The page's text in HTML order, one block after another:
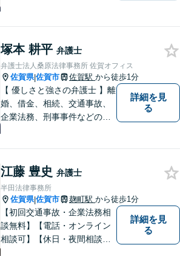
塚本 耕平 弁護士
弁護士法人桑原法律事務所 佐賀オフィス
佐賀県|佐賀市 佐賀駅 から徒歩1分
【 優しさと強さの弁護士 】離
婚、借金、相続、交通事故、
企業法務、刑事事件などのご
なリーガルサービスを提供い
たします。
詳細を見
る
江藤 豊史 弁護士
半田法律事務所
佐賀県|佐賀市 麹町駅 から徒歩1分
【初回交通事故・企業法務相
談無料】【電話・オンライン
相談可】【休日・夜間相談
詳細を見
る